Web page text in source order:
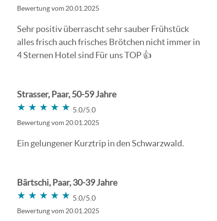
Bewertung vom 20.01.2025
Sehr positiv überrascht sehr sauber Frühstück
alles frisch auch frisches Brötchen nicht immer in
4 Sternen Hotel sind Für uns TOP 👍
Strasser, Paar, 50-59 Jahre
★★★★★
★★★★★ 5.0/5.0
Bewertung vom 20.01.2025
Ein gelungener Kurztrip in den Schwarzwald.
Bärtschi, Paar, 30-39 Jahre
★★★★★
★★★★★ 5.0/5.0
Bewertung vom 20.01.2025